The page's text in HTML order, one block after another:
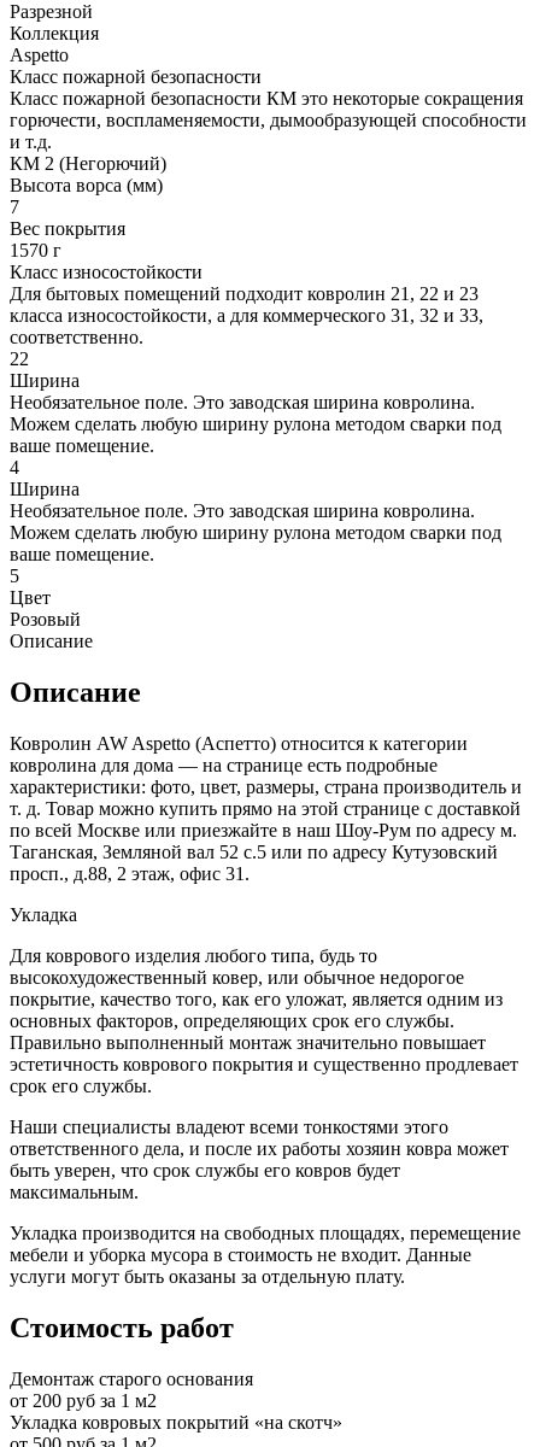
Разрезной
Коллекция
Aspetto
Класс пожарной безопасности
Класс пожарной безопасности КМ это некоторые сокращения
горючести, воспламеняемости, дымообразующей способности
и т.д.
КМ 2 (Негорючий)
Высота ворса (мм)
7
Вес покрытия
1570 г
Класс износостойкости
Для бытовых помещений подходит ковролин 21, 22 и 23
класса износостойкости, а для коммерческого 31, 32 и 33,
соответственно.
22
Ширина
Необязательное поле. Это заводская ширина ковролина.
Можем сделать любую ширину рулона методом сварки под
ваше помещение.
4
Ширина
Необязательное поле. Это заводская ширина ковролина.
Можем сделать любую ширину рулона методом сварки под
ваше помещение.
5
Цвет
Розовый
Описание
Описание
Ковролин AW Aspetto (Аспетто) относится к категории
ковролина для дома — на странице есть подробные
характеристики: фото, цвет, размеры, страна производитель и
т. д. Товар можно купить прямо на этой странице с доставкой
по всей Москве или приезжайте в наш Шоу-Рум по адресу м.
Таганская, Земляной вал 52 с.5 или по адресу Кутузовский
просп., д.88, 2 этаж, офис 31.
Укладка
Для коврового изделия любого типа, будь то
высокохудожественный ковер, или обычное недорогое
покрытие, качество того, как его уложат, является одним из
основных факторов, определяющих срок его службы.
Правильно выполненный монтаж значительно повышает
эстетичность коврового покрытия и существенно продлевает
срок его службы.
Наши специалисты владеют всеми тонкостями этого
ответственного дела, и после их работы хозяин ковра может
быть уверен, что срок службы его ковров будет
максимальным.
Укладка производится на свободных площадях, перемещение
мебели и уборка мусора в стоимость не входит. Данные
услуги могут быть оказаны за отдельную плату.
Стоимость работ
Демонтаж старого основания
от 200 руб за 1 м2
Укладка ковровых покрытий «на скотч»